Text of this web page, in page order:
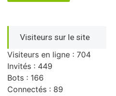
Visiteurs sur le site
Visiteurs en ligne : 704
Invités : 449
Bots : 166
Connectés : 89